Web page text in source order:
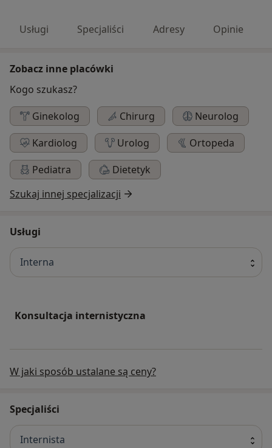
Usługi Specjaliści Adresy Opinie
Zobacz inne placówki
Kogo szukasz?
Ginekolog
Chirurg
Neurolog
Kardiolog
Urolog
Ortopeda
Pediatra
Dietetyk
Szukaj innej specjalizacji
Usługi
Interna
Konsultacja internistyczna
W jaki sposób ustalane są ceny?
Specjaliści
Internista